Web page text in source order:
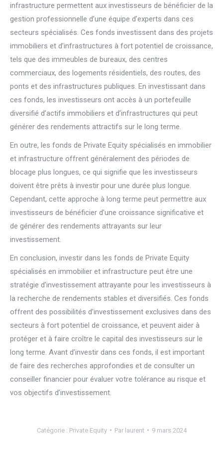
infrastructure permettent aux investisseurs de bénéficier de la
gestion professionnelle d’une équipe d’experts dans ces
secteurs spécialisés. Ces fonds investissent dans des projets
immobiliers et d’infrastructures à fort potentiel de croissance,
tels que des immeubles de bureaux, des centres
commerciaux, des logements résidentiels, des routes, des
ponts et des infrastructures publiques. En investissant dans
ces fonds, les investisseurs ont accès à un portefeuille
diversifié d’actifs immobiliers et d’infrastructures qui peut
générer des rendements attractifs sur le long terme.
En outre, les fonds de Private Equity spécialisés en immobilier
et infrastructure offrent généralement des périodes de
blocage plus longues, ce qui signifie que les investisseurs
doivent être prêts à investir pour une durée plus longue.
Cependant, cette approche à long terme peut permettre aux
investisseurs de bénéficier d’une croissance significative et
de générer des rendements attrayants sur leur
investissement.
En conclusion, investir dans les fonds de Private Equity
spécialisés en immobilier et infrastructure peut être une
stratégie d’investissement attrayante pour les investisseurs à
la recherche de rendements stables et diversifiés. Ces fonds
offrent des possibilités d’investissement exclusives dans des
secteurs à fort potentiel de croissance, et peuvent aider à
protéger et à faire croître le capital des investisseurs sur le
long terme. Avant d’investir dans ces fonds, il est important
de faire des recherches approfondies et de consulter un
conseiller financier pour évaluer votre tolérance au risque et
vos objectifs d’investissement.
Catégorie : Private Equity Par laurent 9 mars 2024